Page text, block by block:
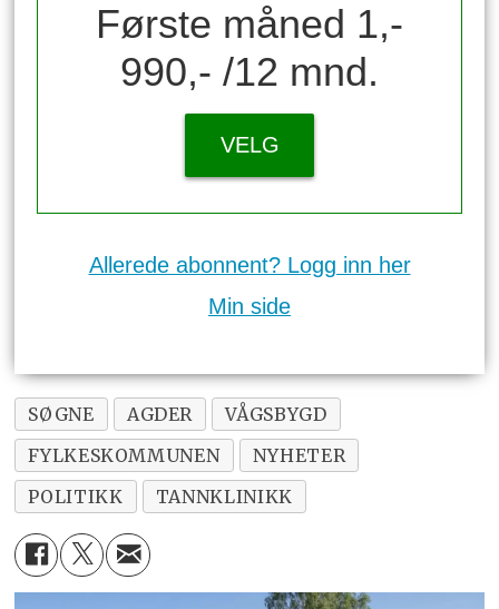
Første måned 1,-
990,- /12 mnd.
VELG
Allerede abonnent? Logg inn her
Min side
SØGNE AGDER
VÅGSBYGD
FYLKESKOMMUNEN
NYHETER
POLITIKK
TANNKLINIKK